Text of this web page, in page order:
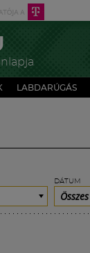
LABDARÚGÁS
DÁTUM
Összes